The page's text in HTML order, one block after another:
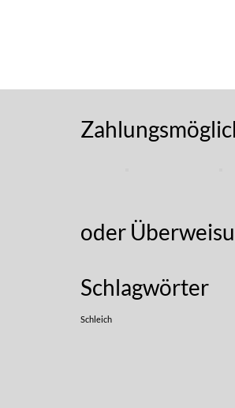
oder
Schlagwörter
Schleich